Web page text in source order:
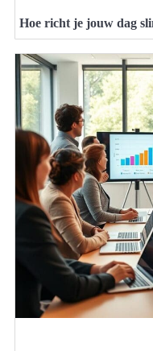
Hoe richt je jouw dag